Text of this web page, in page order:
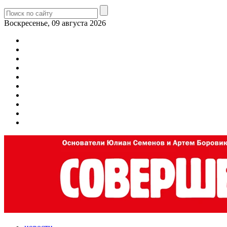
Воскресенье, 09 августа 2026